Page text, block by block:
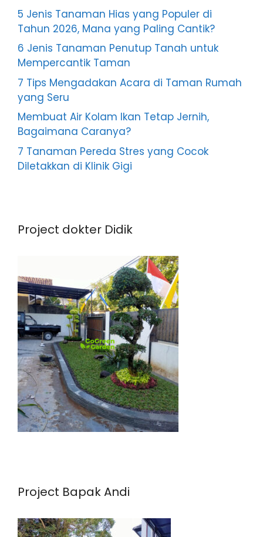
5 Jenis Tanaman Hias yang Populer di
Tahun 2026, Mana yang Paling Cantik?
6 Jenis Tanaman Penutup Tanah untuk
Mempercantik Taman
7 Tips Mengadakan Acara di Taman Rumah
yang Seru
Membuat Air Kolam Ikan Tetap Jernih,
Bagaimana Caranya?
7 Tanaman Pereda Stres yang Cocok
Diletakkan di Klinik Gigi
Project dokter Didik
Project Bapak Andi